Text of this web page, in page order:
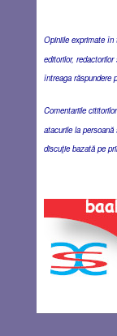
Opiniile exprimate în
editorilor,
întreaga răspundere
Comentariile
atacurile la
discuţie bazată pe